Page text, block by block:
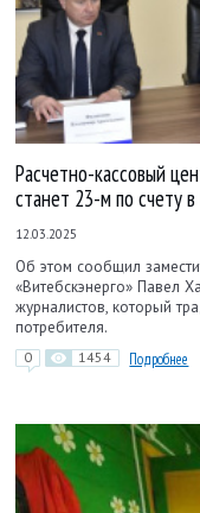
Расчетно-кассовый
станет 23-м по счету
12.03.2025
Об этом сообщил
«Витебскэнерго» Павел
журналистов, который
потребителя.
0 1454 Подробнее